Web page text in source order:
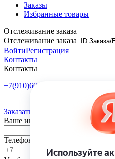
Заказы
Избранные товары
Отслеживание заказа
Отслеживание заказа
ВойтиРегистрация
Контакты
Контакты
+7(910)601-10-10
Заказать обратный звонок
Ваше имя
Телефон